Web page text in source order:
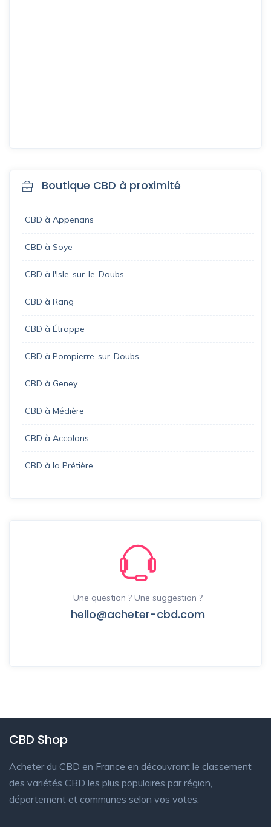
Boutique CBD à proximité
CBD à Appenans
CBD à Soye
CBD à l'Isle-sur-le-Doubs
CBD à Rang
CBD à Étrappe
CBD à Pompierre-sur-Doubs
CBD à Geney
CBD à Médière
CBD à Accolans
CBD à la Prétière
Une question ? Une suggestion ?
hello@acheter-cbd.com
CBD Shop
Acheter du CBD en France en découvrant le classement
des variétés CBD les plus populaires par région,
département et communes selon vos votes.